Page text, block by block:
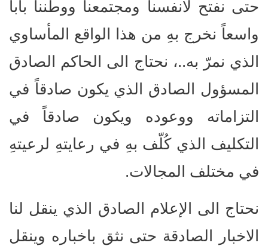
حتى نفتح لأنفسنا ومجتمعنا ووطننا باباً
واسعاً نخرج بهِ من هذا الواقع المأساوي
الذي نمرّ به..، نحتاج الى الحاكم الصادق
المسؤول الصادق الذي يكون صادقاً في
التزاماته ووعوده ويكون صادقاً في
التكليف الذي كُلّف بهِ في رعايتهِ لرعيتهِ
في مختلف المجالات.
نحتاج الى الإعلام الصادق الذي ينقل لنا
الاخبار الصادقة حتى نثق باخباره وينقل